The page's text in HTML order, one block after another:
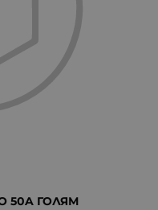
50A ГОЛЯМ